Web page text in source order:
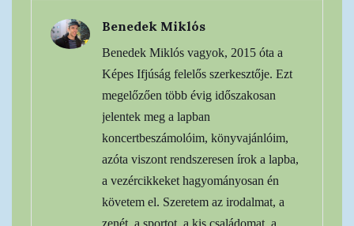
Benedek Miklós
Benedek Miklós vagyok, 2015 óta a
Képes Ifjúság felelős szerkesztője. Ezt
megelőzően több évig időszakosan
jelentek meg a lapban
koncertbeszámolóim, könyvajánlóim,
azóta viszont rendszeresen írok a lapba,
a vezércikkeket hagyományosan én
követem el. Szeretem az irodalmat, a